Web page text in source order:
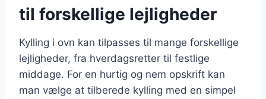
til forskellige lejligheder
Kylling i ovn kan tilpasses til mange forskellige
lejligheder, fra hverdagsretter til festlige
middage. For en hurtig og nem opskrift kan
man vælge at tilberede kylling med en simpel